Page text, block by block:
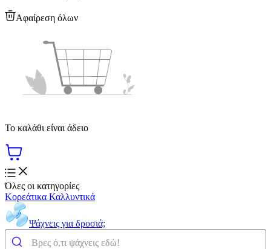
Αφαίρεση όλων
Το καλάθι είναι άδειο
Όλες οι κατηγορίες
Κορεάτικα Καλλυντικά
Ψάχνεις για δροσιά;